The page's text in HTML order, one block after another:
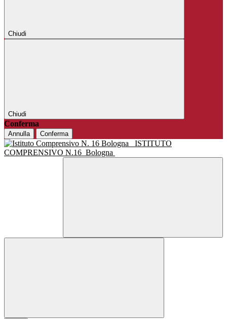
Chiudi
Chiudi
Conferma
Annulla Conferma
ISTITUTO
COMPRENSIVO N.16 Bologna